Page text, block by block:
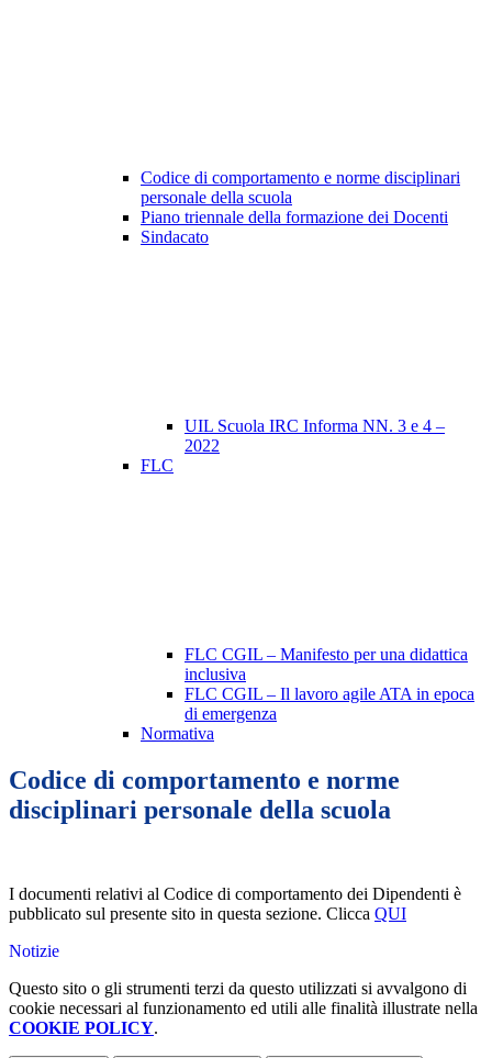
Codice di comportamento e norme disciplinari
personale della scuola
Piano triennale della formazione dei Docenti
Sindacato
UIL Scuola IRC Informa NN. 3 e 4 –
2022
FLC
FLC CGIL – Manifesto per una didattica
inclusiva
FLC CGIL – Il lavoro agile ATA in epoca
di emergenza
Normativa
Codice di comportamento e norme
disciplinari personale della scuola
I documenti relativi al Codice di comportamento dei Dipendenti è
pubblicato sul presente sito in questa sezione. Clicca QUI
Notizie
Questo sito o gli strumenti terzi da questo utilizzati si avvalgono di
cookie necessari al funzionamento ed utili alle finalità illustrate nella
COOKIE POLICY.